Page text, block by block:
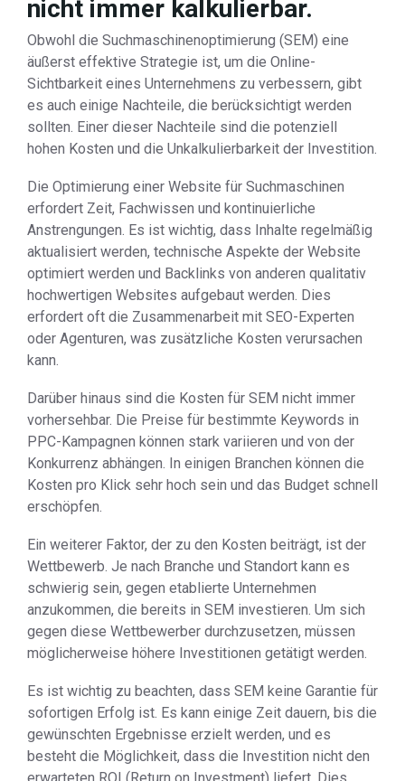
nicht immer kalkulierbar.
Obwohl die Suchmaschinenoptimierung (SEM) eine
äußerst effektive Strategie ist, um die Online-
Sichtbarkeit eines Unternehmens zu verbessern, gibt
es auch einige Nachteile, die berücksichtigt werden
sollten. Einer dieser Nachteile sind die potenziell
hohen Kosten und die Unkalkulierbarkeit der Investition.
Die Optimierung einer Website für Suchmaschinen
erfordert Zeit, Fachwissen und kontinuierliche
Anstrengungen. Es ist wichtig, dass Inhalte regelmäßig
aktualisiert werden, technische Aspekte der Website
optimiert werden und Backlinks von anderen qualitativ
hochwertigen Websites aufgebaut werden. Dies
erfordert oft die Zusammenarbeit mit SEO-Experten
oder Agenturen, was zusätzliche Kosten verursachen
kann.
Darüber hinaus sind die Kosten für SEM nicht immer
vorhersehbar. Die Preise für bestimmte Keywords in
PPC-Kampagnen können stark variieren und von der
Konkurrenz abhängen. In einigen Branchen können die
Kosten pro Klick sehr hoch sein und das Budget schnell
erschöpfen.
Ein weiterer Faktor, der zu den Kosten beiträgt, ist der
Wettbewerb. Je nach Branche und Standort kann es
schwierig sein, gegen etablierte Unternehmen
anzukommen, die bereits in SEM investieren. Um sich
gegen diese Wettbewerber durchzusetzen, müssen
möglicherweise höhere Investitionen getätigt werden.
Es ist wichtig zu beachten, dass SEM keine Garantie für
sofortigen Erfolg ist. Es kann einige Zeit dauern, bis die
gewünschten Ergebnisse erzielt werden, und es
besteht die Möglichkeit, dass die Investition nicht den